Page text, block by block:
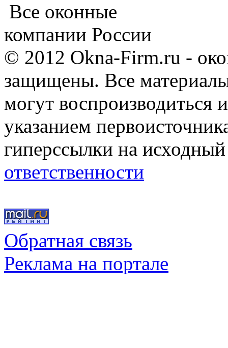
Все оконные
компании России
© 2012 Okna-Firm.ru -
защищены. Все
могут воспроизводиться
указанием
гиперссылки на
ответственности
Обратная связь
Реклама на портале